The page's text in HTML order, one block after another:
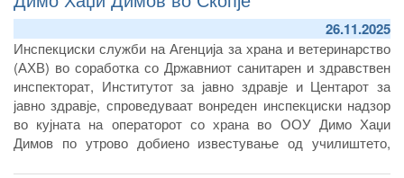
26.11.2025
Инспекциски служби на Агенција за храна и ветеринарство
(АХВ) во соработка со Државниот санитарен и здравствен
инспекторат, Институтот за јавно здравје и Центарот за
јавно здравје, спроведуваат вонреден инспекциски надзор
во кујната на операторот со храна во ООУ Димо Хаџи
Димов по утрово добиено известување од училиштето,